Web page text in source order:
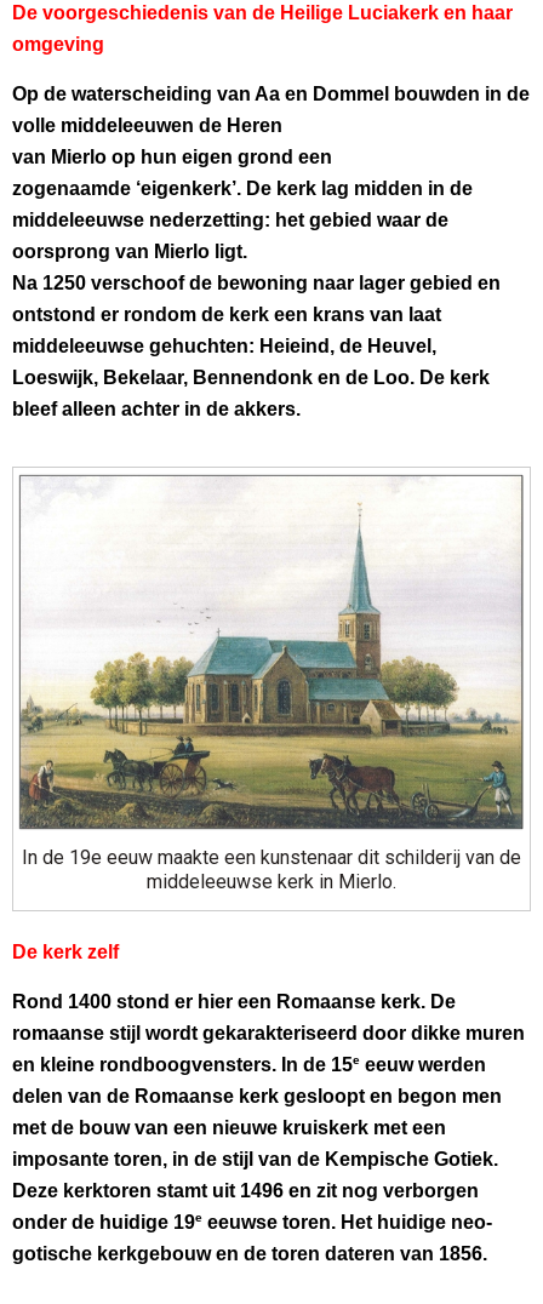
De voorgeschiedenis van de Heilige Luciakerk en haar
omgeving
Op de waterscheiding van Aa en Dommel bouwden in de
volle middeleeuwen de Heren
van Mierlo op hun eigen grond een
zogenaamde ‘eigenkerk’. De kerk lag midden in de
middeleeuwse nederzetting: het gebied waar de
oorsprong van Mierlo ligt.
Na 1250 verschoof de bewoning naar lager gebied en
ontstond er rondom de kerk een krans van laat
middeleeuwse gehuchten: Heieind, de Heuvel,
Loeswijk, Bekelaar, Bennendonk en de Loo. De kerk
bleef alleen achter in de akkers.
In de 19e eeuw maakte een kunstenaar dit schilderij van de
middeleeuwse kerk in Mierlo.
De kerk zelf
Rond 1400 stond er hier een Romaanse kerk. De
romaanse stijl wordt gekarakteriseerd door dikke muren
en kleine rondboogvensters. In de 15e eeuw werden
delen van de Romaanse kerk gesloopt en begon men
met de bouw van een nieuwe kruiskerk met een
imposante toren, in de stijl van de Kempische Gotiek.
Deze kerktoren stamt uit 1496 en zit nog verborgen
onder de huidige 19e eeuwse toren. Het huidige neo-
gotische kerkgebouw en de toren dateren van 1856.